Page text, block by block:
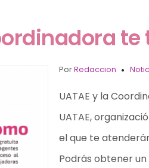
PorRedaccion
UATAE y la
UATAE,
el que te
Podrás obtener